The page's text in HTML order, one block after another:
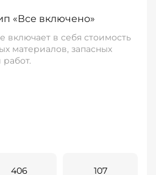
«Все включено»
включает в себя стоимость
материалов, запасных
работ.
406 107